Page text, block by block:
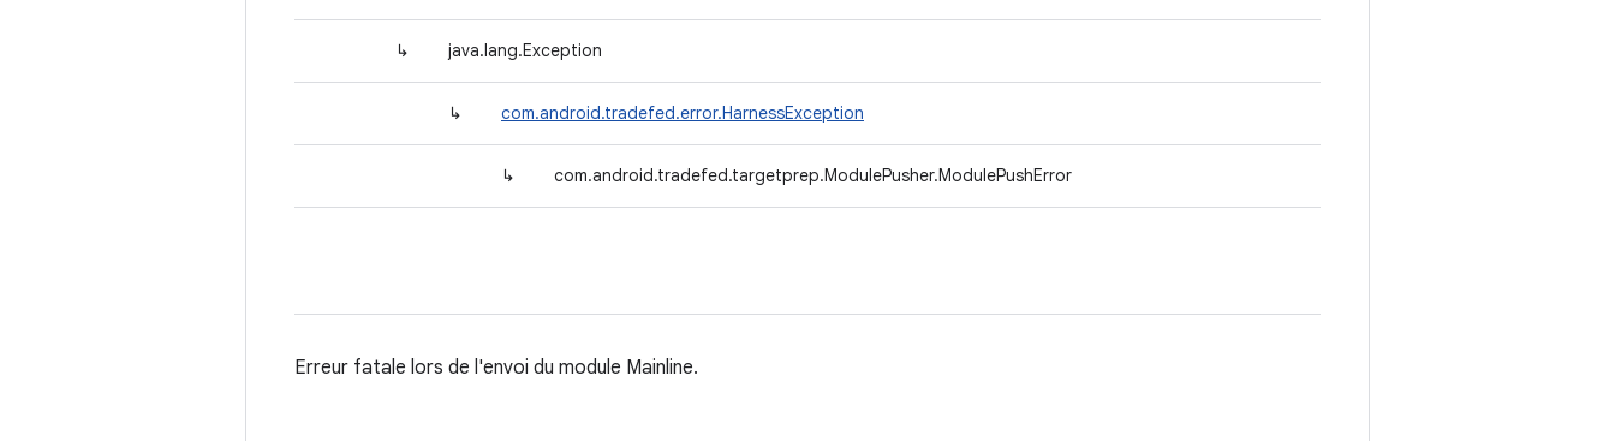
↳ java.lang.Exception
↳ com.android.tradefed.error.HarnessException
↳ com.android.tradefed.targetprep.ModulePusher.ModulePushError
Erreur fatale lors de l'envoi du module Mainline.